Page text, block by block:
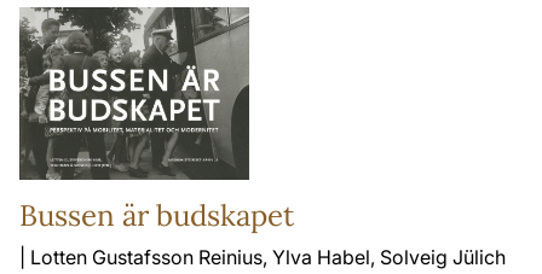
Bussen är budskapet
| Lotten Gustafsson Reinius, Ylva Habel, Solveig Jülich